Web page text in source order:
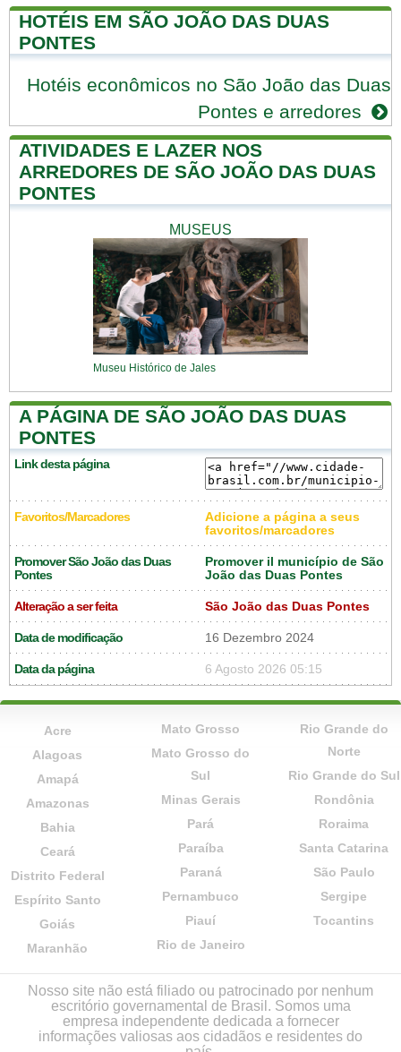
HOTÉIS EM SÃO JOÃO DAS DUAS
PONTES
Hotéis econômicos no São João das Duas
Pontes e arredores
ATIVIDADES E LAZER NOS
ARREDORES DE SÃO JOÃO DAS DUAS
PONTES
MUSEUS
Museu Histórico de Jales
A PÁGINA DE SÃO JOÃO DAS DUAS
PONTES
Link desta página
Favoritos/Marcadores
Adicione a página a seus
favoritos/marcadores
Promover São João das Duas
Pontes
Promover il município de São
João das Duas Pontes
Alteração a ser feita São João das Duas Pontes
Data de modificação 16 Dezembro 2024
Data da página 6 Agosto 2026 05:15
Acre
Alagoas
Amapá
Amazonas
Bahia
Ceará
Distrito Federal
Espírito Santo
Goiás
Maranhão
Mato Grosso
Mato Grosso do
Sul
Minas Gerais
Pará
Paraíba
Paraná
Pernambuco
Piauí
Rio de Janeiro
Rio Grande do
Norte
Rio Grande do Sul
Rondônia
Roraima
Santa Catarina
São Paulo
Sergipe
Tocantins
Nosso site não está filiado ou patrocinado por nenhum
escritório governamental de Brasil. Somos uma
empresa independente dedicada a fornecer
informações valiosas aos cidadãos e residentes do